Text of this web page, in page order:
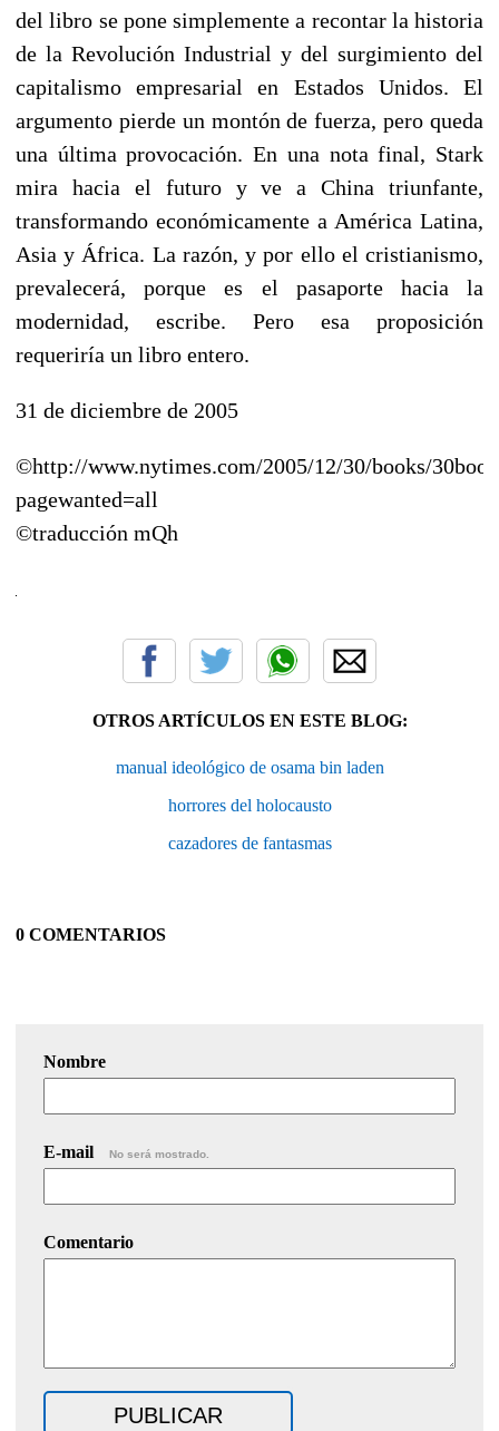
del libro se pone simplemente a recontar la historia
de la Revolución Industrial y del surgimiento del
capitalismo empresarial en Estados Unidos. El
argumento pierde un montón de fuerza, pero queda
una última provocación. En una nota final, Stark
mira hacia el futuro y ve a China triunfante,
transformando económicamente a América Latina,
Asia y África. La razón, y por ello el cristianismo,
prevalecerá, porque es el pasaporte hacia la
modernidad, escribe. Pero esa proposición
requeriría un libro entero.
31 de diciembre de 2005
©http://www.nytimes.com/2005/12/30/books/
pagewanted=all
©traducción mQh
OTROS ARTÍCULOS EN ESTE BLOG:
manual ideológico de osama bin laden
horrores del holocausto
cazadores de fantasmas
0 COMENTARIOS
Nombre
E-mail No será mostrado.
Comentario